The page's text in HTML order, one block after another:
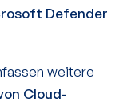
Defender
weitere
Cloud-